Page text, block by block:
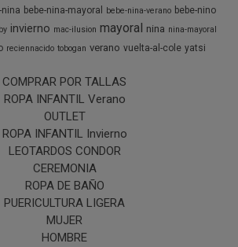
nina bebe-nina-mayoral bebe-nina-verano bebe-nino
invierno mac-ilusion mayoral nina nina-mayoral
reciennacido tobogan verano vuelta-al-cole yatsi
COMPRAR POR TALLAS
ROPA INFANTIL Verano
OUTLET
ROPA INFANTIL Invierno
LEOTARDOS CONDOR
CEREMONIA
ROPA DE BAÑO
PUERICULTURA LIGERA
MUJER
HOMBRE